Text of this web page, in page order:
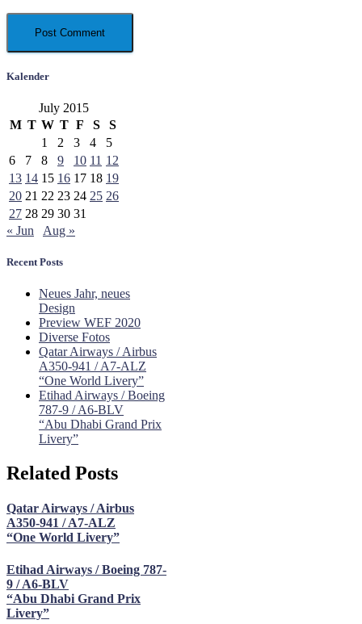
Kalender
July 2015
M T W T F S
S
1
2 3 4
5
6
7 8 9 10 11 12
13 14 15 16 17 18 19
20 21 22 23 24 25 26
27 28 29 30 31
« Jun
Aug »
Recent Posts
Neues Jahr, neues
Design
Preview WEF 2020
Diverse Fotos
Qatar Airways / Airbus
A350-941 / A7-ALZ
“One World Livery”
Etihad Airways / Boeing
787-9 / A6-BLV
“Abu Dhabi Grand Prix
Livery”
Related Posts
Qatar Airways / Airbus
A350-941 / A7-ALZ
“One World Livery”
Etihad Airways / Boeing 787-
9 / A6-BLV
“Abu Dhabi Grand Prix
Livery”